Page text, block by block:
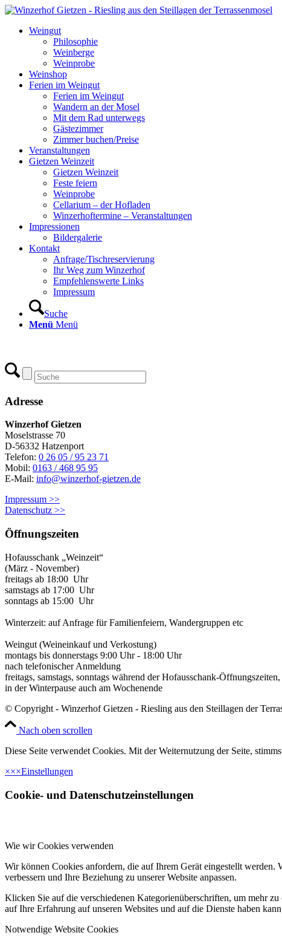
Weingut
Philosophie
Weinberge
Weinprobe
Weinshop
Ferien im Weingut
Ferien im Weingut
Wandern an der Mosel
Mit dem Rad unterwegs
Gästezimmer
Zimmer buchen/Preise
Veranstaltungen
Gietzen Weinzeit
Gietzen Weinzeit
Feste feiern
Weinprobe
Cellarium – der Hofladen
Winzerhoftermine – Veranstaltungen
Impressionen
Bildergalerie
Kontakt
Anfrage/Tischreservierung
Ihr Weg zum Winzerhof
Empfehlenswerte Links
Impressum
Suche
Menü Menü
Adresse
Winzerhof Gietzen
Moselstrasse 70
D-56332 Hatzenport
Telefon: 0 26 05 / 95 23 71
Mobil: 0163 / 468 95 95
E-Mail: info@winzerhof-gietzen.de
Impressum >>
Datenschutz >>
Öffnungszeiten
Hofausschank „Weinzeit“
(März - November)
freitags ab 18:00 Uhr
samstags ab 17:00 Uhr
sonntags ab 15:00 Uhr
Winterzeit: auf Anfrage für Familienfeiern, Wandergruppen etc
Weingut (Weineinkauf und Verkostung)
montags bis donnerstags 9:00 Uhr - 18:00 Uhr
nach telefonischer Anmeldung
freitags, samstags, sonntags während der Hofausschank-Öffnungszeiten,
in der Winterpause auch am Wochenende
© Copyright - Winzerhof Gietzen - Riesling aus den Steillagen der
Nach oben scrollen
Diese Seite verwendet Cookies. Mit der Weiternutzung der Seite,
×××Einstellungen
Cookie- und Datenschutzeinstellungen
Wie wir Cookies verwenden
Wir können Cookies anfordern, die auf Ihrem Gerät eingestellt
verbessern und Ihre Beziehung zu unserer Website anpassen.
Klicken Sie auf die verschiedenen Kategorienüberschriften, um mehr
auf Ihre Erfahrung auf unseren Websites und auf die Dienste haben
Notwendige Website Cookies